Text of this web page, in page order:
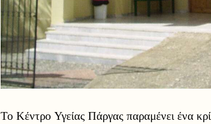
Το Κέντρο Υγείας Πάργας παραμένει ένα